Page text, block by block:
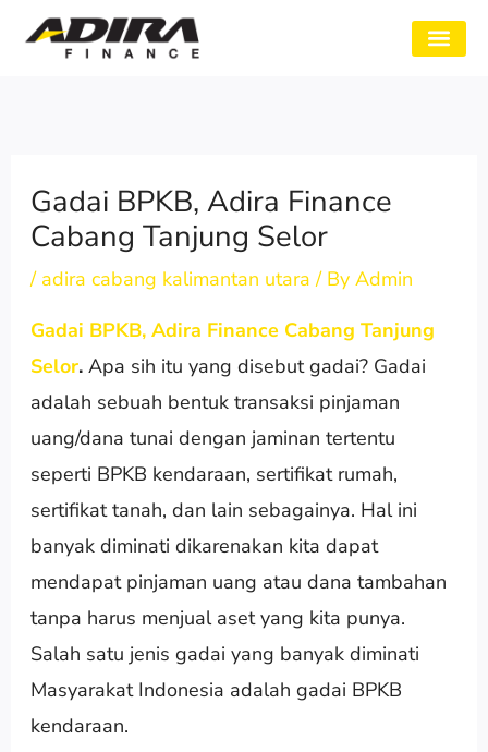
Gadai BPKB, Adira Finance
Cabang Tanjung Selor
/ adira cabang kalimantan utara / By Admin
Gadai BPKB, Adira Finance Cabang Tanjung
Selor. Apa sih itu yang disebut gadai? Gadai
adalah sebuah bentuk transaksi pinjaman
uang/dana tunai dengan jaminan tertentu
seperti BPKB kendaraan, sertifikat rumah,
sertifikat tanah, dan lain sebagainya. Hal ini
banyak diminati dikarenakan kita dapat
mendapat pinjaman uang atau dana tambahan
tanpa harus menjual aset yang kita punya.
Salah satu jenis gadai yang banyak diminati
Masyarakat Indonesia adalah gadai BPKB
kendaraan.